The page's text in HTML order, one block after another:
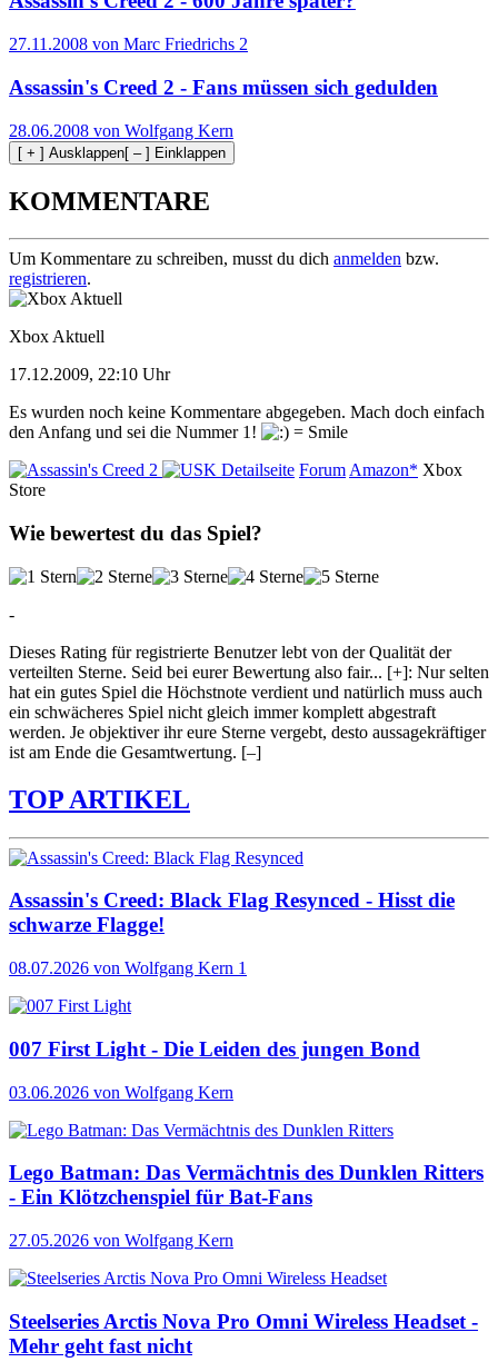
27.11.2008 von Marc Friedrichs 2
Assassin's Creed 2 - Fans müssen sich gedulden
28.06.2008 von Wolfgang Kern
[ + ] Ausklappen[ – ] Einklappen
KOMMENTARE
Um Kommentare zu schreiben, musst du dich anmelden bzw.
registrieren.
Xbox Aktuell
17.12.2009, 22:10 Uhr
Es wurden noch keine Kommentare abgegeben. Mach doch einfach
den Anfang und sei die Nummer 1!
Detailseite ForumAmazon* Xbox
Store
Wie bewertest du das Spiel?
-
Dieses Rating für registrierte Benutzer lebt von der Qualität der
verteilten Sterne. Seid bei eurer Bewertung also fair... [+]: Nur selten
hat ein gutes Spiel die Höchstnote verdient und natürlich muss auch
ein schwächeres Spiel nicht gleich immer komplett abgestraft
werden. Je objektiver ihr eure Sterne vergebt, desto aussagekräftiger
ist am Ende die Gesamtwertung. [–]
TOP ARTIKEL
Assassin's Creed: Black Flag Resynced - Hisst die
schwarze Flagge!
08.07.2026 von Wolfgang Kern 1
007 First Light - Die Leiden des jungen Bond
03.06.2026 von Wolfgang Kern
Lego Batman: Das Vermächtnis des Dunklen Ritters
- Ein Klötzchenspiel für Bat-Fans
27.05.2026 von Wolfgang Kern
Steelseries Arctis Nova Pro Omni Wireless Headset -
Mehr geht fast nicht